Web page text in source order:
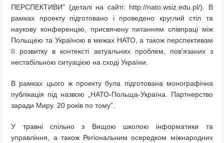
ПЕРСПЕКТИВИ” (деталі на сайті: http://nato.wsiz.edu.pl/). В
рамках проекту підготовано і проведено круглий стіл та
наукову конференцію, присвячену питанням співпраці між
Польщею та Україною в межах НАТО, а також перспективам
її розвитку в контексті актуальних проблем, пов’язаних з
нестабільною ситуацією на сході України.
В рамках цього ж проекту була підготована монографічна
публікація під назвою „НАТО-Польща-Україна. Партнерство
заради Миру. 20 років по тому”.
У травні спільно з Вищою школою інформатики та
управління, а також Регіональним осередком міжнародних